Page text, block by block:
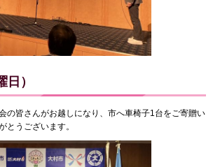
）
の皆さんがお越しになり、市へ車椅子1台をご寄贈い
とうございます。